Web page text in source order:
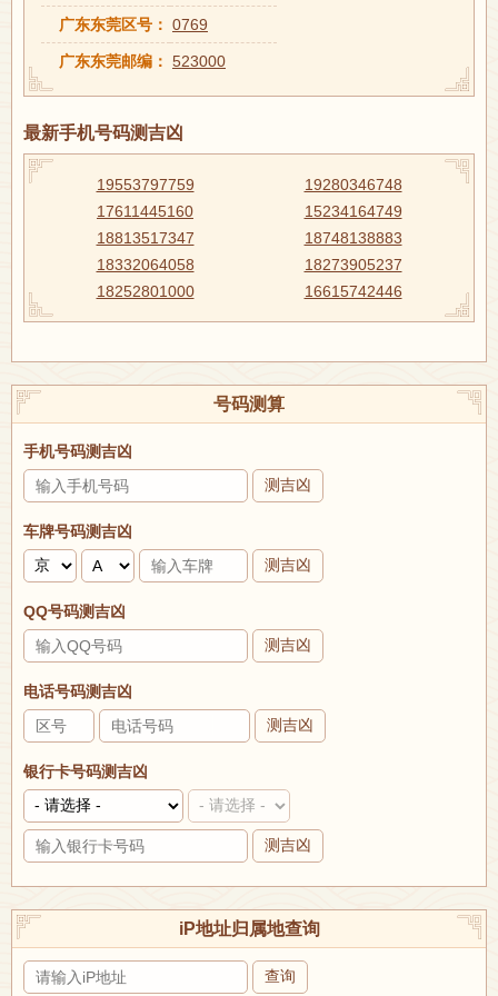
广东东莞区号： 0769
广东东莞邮编： 523000
最新手机号码测吉凶
19553797759
19280346748
17611445160
15234164749
18813517347
18748138883
18332064058
18273905237
18252801000
16615742446
号码测算
手机号码测吉凶
测吉凶
车牌号码测吉凶
测吉凶
QQ号码测吉凶
测吉凶
电话号码测吉凶
测吉凶
银行卡号码测吉凶
测吉凶
iP地址归属地查询
查询